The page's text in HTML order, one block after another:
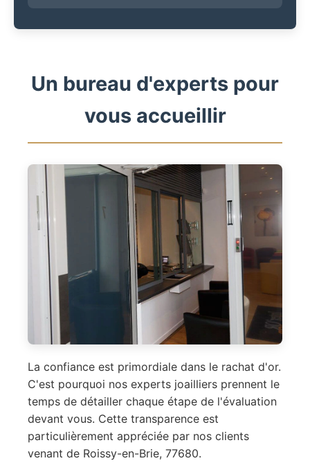
Un bureau d'experts pour
vous accueillir
La confiance est primordiale dans le rachat d'or.
C'est pourquoi nos experts joailliers prennent le
temps de détailler chaque étape de l'évaluation
devant vous. Cette transparence est
particulièrement appréciée par nos clients
venant de Roissy-en-Brie, 77680.